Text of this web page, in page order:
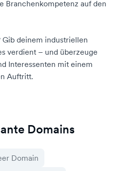
Branchenkompetenz auf den
deinem industriellen
verdient – und überzeuge
Interessenten mit einem
Auftritt.
Domains
Domain